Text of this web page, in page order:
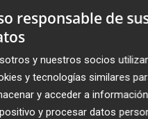
Asturias, Universidad
de
de Castilla-La
de Identificación
Militar de
del País Vasco.
responsable de
y nuestros socios
y tecnologías similares
y acceder a
y procesar datos